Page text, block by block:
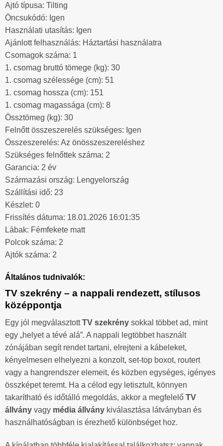
Ajtó típusa: Tilting
Öncsukódó: Igen
Használati utasítás: Igen
Ajánlott felhasználás: Háztartási használatra
Csomagok száma: 1
1. csomag bruttó tömege (kg): 30
1. csomag szélessége (cm): 51
1. csomag hossza (cm): 151
1. csomag magassága (cm): 8
Össztömeg (kg): 30
Felnőtt összeszerelés szükséges: Igen
Összeszerelés: Az önösszeszereléshez
Szükséges felnőttek száma: 2
Garancia: 2 év
Származási ország: Lengyelország
Szállítási idő: 23
Készlet: 0
Frissítés dátuma: 18.01.2026 16:01:35
Lábak: Fémfekete matt
Polcok száma: 2
Ajtók száma: 2
Általános tudnivalók:
TV szekrény – a nappali rendezett, stílusos
középpontja
Egy jól megválasztottTV szekrény sokkal többet ad, mint
egy „helyet a tévé alá”. A nappali legtöbbet használt
zónájában segít rendet tartani, elrejteni a kábeleket,
kényelmesen elhelyezni a konzolt, set-top boxot, routert
vagy a hangrendszer elemeit, és közben egységes, igényes
összképet teremt. Ha a célod egy letisztult, könnyen
takarítható és időtálló megoldás, akkor a megfelelő TV
állvány vagy média állvány kiválasztása látványban és
használhatóságban is érezhető különbséget hoz.